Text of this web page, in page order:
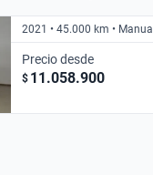
2021 • 45.000 km • Manual
Precio desde
$ 11.058.900